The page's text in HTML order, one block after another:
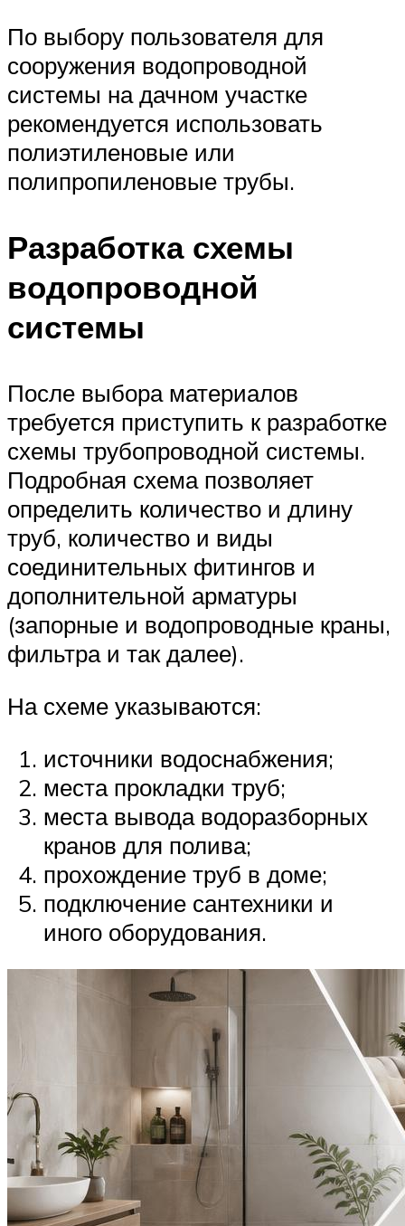
По выбору пользователя для
сооружения водопроводной
системы на дачном участке
рекомендуется использовать
полиэтиленовые или
полипропиленовые трубы.
Разработка схемы
водопроводной
системы
После выбора материалов
требуется приступить к разработке
схемы трубопроводной системы.
Подробная схема позволяет
определить количество и длину
труб, количество и виды
соединительных фитингов и
дополнительной арматуры
(запорные и водопроводные краны,
фильтра и так далее).
На схеме указываются:
источники водоснабжения;
места прокладки труб;
места вывода водоразборных
кранов для полива;
прохождение труб в доме;
подключение сантехники и
иного оборудования.